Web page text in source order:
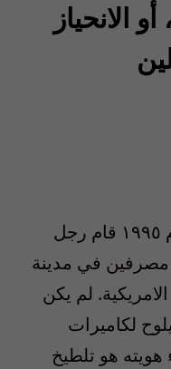
الانحياز
في التاسع عشر من ابريل عام ١٩٩٥ قام رجل
مصرفين في مدينة
لم يكن
لكاميرات
هويته هو تلطيخ